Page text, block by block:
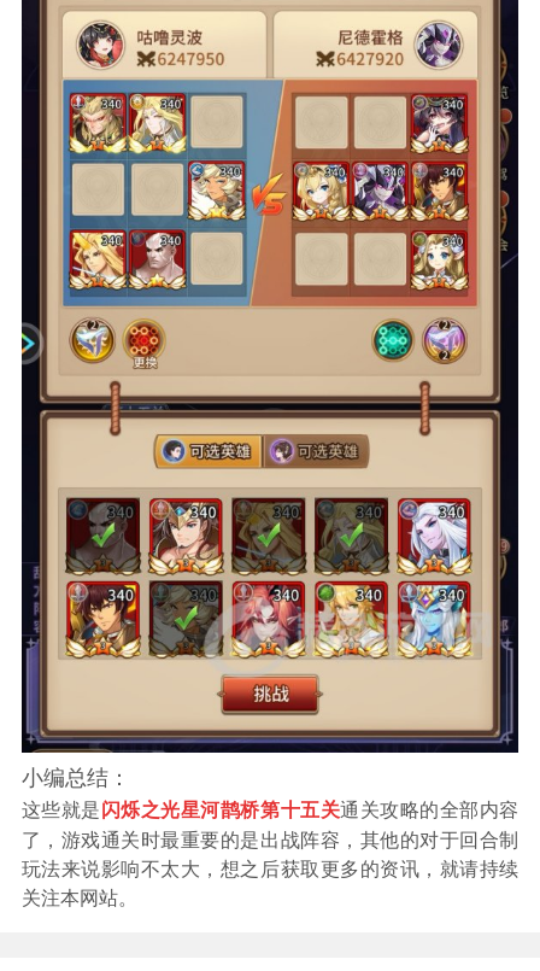
小编总结：
这些就是闪烁之光星河鹊桥第十五关通关攻略的全部内容
了，游戏通关时最重要的是出战阵容，其他的对于回合制
玩法来说影响不太大，想之后获取更多的资讯，就请持续
关注本网站。